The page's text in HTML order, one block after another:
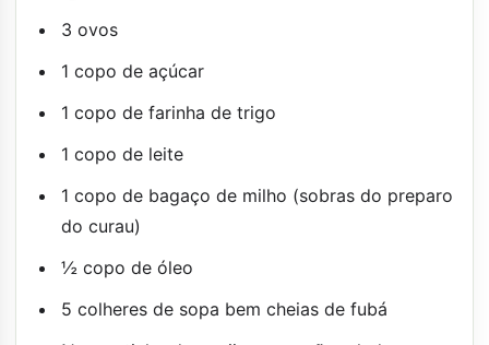
3 ovos
1 copo de açúcar
1 copo de farinha de trigo
1 copo de leite
1 copo de bagaço de milho (sobras do preparo
do curau)
½ copo de óleo
5 colheres de sopa bem cheias de fubá